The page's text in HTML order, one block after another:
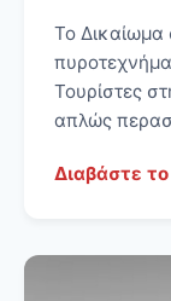
Το Δικαίωμα
Τουρίστες
απλώς
Διαβάστε